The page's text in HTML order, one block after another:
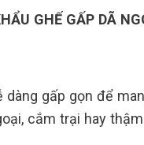
GHẾ GẤP DÃ
gấp gọn để
cắm trại hay